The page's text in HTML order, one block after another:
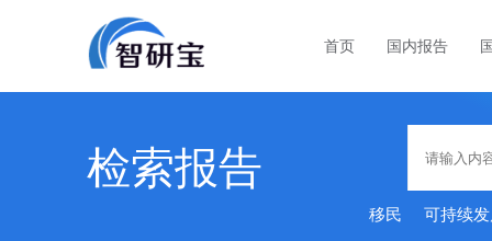
首页 国内报告
检索报告
移民 可持续